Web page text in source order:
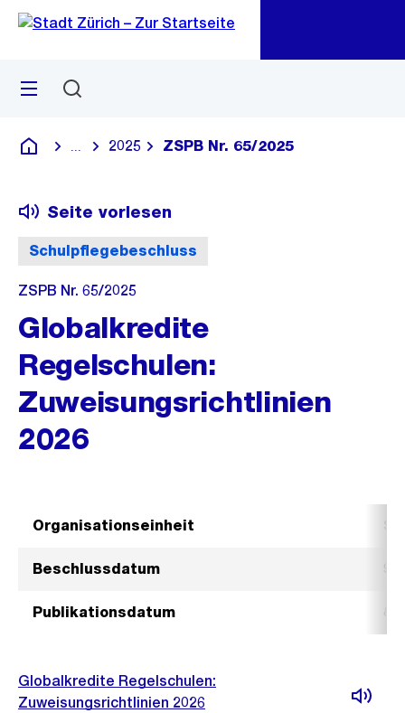
Navigation
Sprunglink
Menü
Deutsch
Blende alle Breadcrumbs ein
2025 ZSPB Nr. 65/2025
Schulpflegebeschluss
Seite vorlesen
ZSPB Nr. 65/2025
Globalkredite
Regelschulen:
Zuweisungsrichtlinien
2026
Organisationseinheit
Beschlussdatum 9.
Publikationsdatum 8.
Globalkredite Regelschulen:
Zuweisungsrichtlinien 2026